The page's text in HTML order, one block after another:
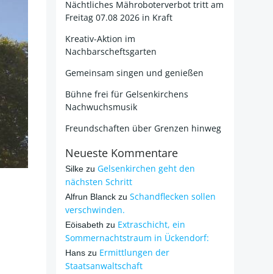
Nächtliches Mähroboterverbot tritt am
Freitag 07.08 2026 in Kraft
Kreativ-Aktion im
Nachbarscheftsgarten
Gemeinsam singen und genießen
Bühne frei für Gelsenkirchens
Nachwuchsmusik
Freundschaften über Grenzen hinweg
Neueste Kommentare
Silke zu Gelsenkirchen geht den
nächsten Schritt
Alfrun Blanck zu Schandflecken sollen
verschwinden.
Eöisabeth zu Extraschicht, ein
Sommernachtstraum in Ückendorf:
Hans zu Ermittlungen der
Staatsanwaltschaft